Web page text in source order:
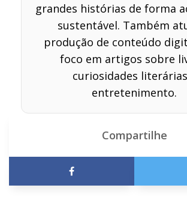
grandes histórias de forma
sustentável. Também
produção de conteúdo
foco em artigos sobre
curiosidades
entretenimento.
Compartilhe